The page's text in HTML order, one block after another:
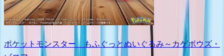
ポケットモンスター もふぐっとぬいぐるみ～カゲボウズ・